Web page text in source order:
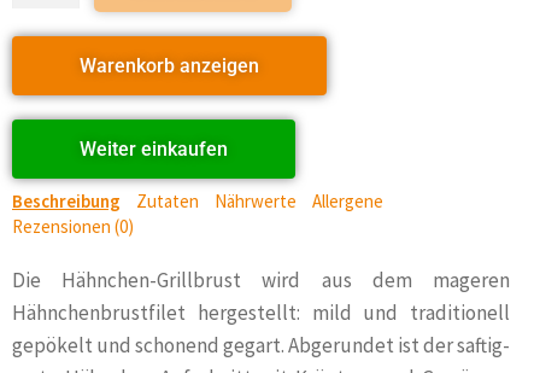
Warenkorb anzeigen
Weiter einkaufen
Beschreibung Zutaten Nährwerte
Allergene
Rezensionen (0)
Die Hähnchen-Grillbrust wird aus dem mageren
Hähnchenbrustfilet hergestellt: mild und traditionell
gepökelt und schonend gegart. Abgerundet ist der saftig-